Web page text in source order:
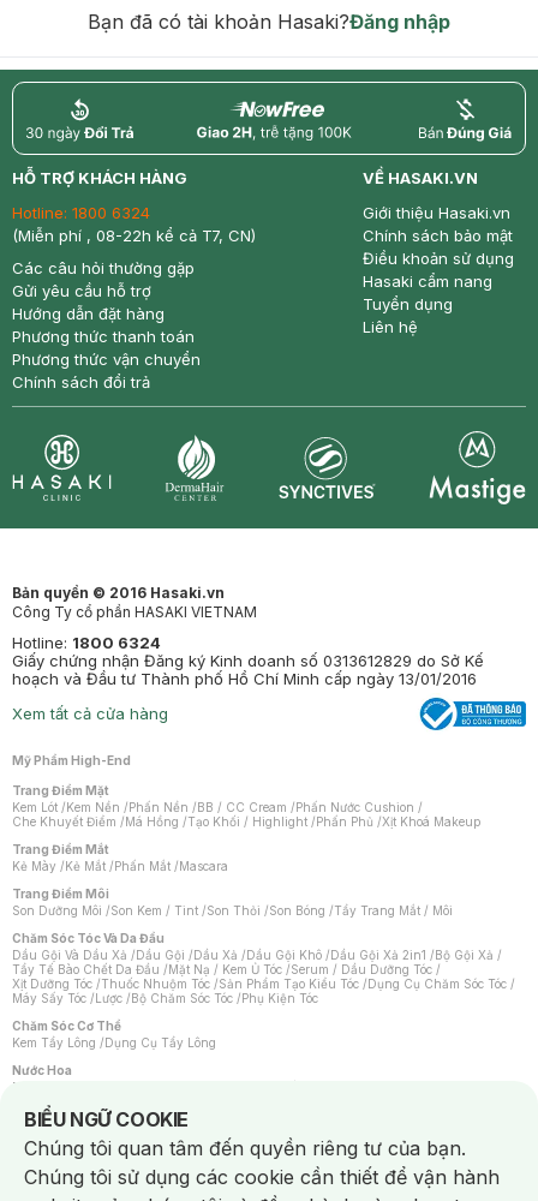
Bạn đã có tài khoản Hasaki?Đăng nhập
return nowfree price
HỖ TRỢ KHÁCH HÀNG
Hotline: 1800 6324
(Miễn phí , 08-22h kể cả T7, CN)
Các câu hỏi thường gặp
Gửi yêu cầu hỗ trợ
Hướng dẫn đặt hàng
Phương thức thanh toán
Phương thức vận chuyển
Chính sách đổi trả
VỀ HASAKI.VN
Giới thiệu Hasaki.vn
Chính sách bảo mật
Điều khoản sử dụng
Hasaki cẩm nang
Tuyển dụng
Liên hệ
Bản quyền © 2016 Hasaki.vn
Công Ty cổ phần HASAKI VIETNAM
Hotline: 1800 6324
Giấy chứng nhận Đăng ký Kinh doanh số 0313612829 do Sở Kế
hoạch và Đầu tư Thành phố Hồ Chí Minh cấp ngày 13/01/2016
Xem tất cả cửa hàng
Mỹ Phẩm High-End
Trang Điểm Mặt
Kem Lót /Kem Nền /Phấn Nền /BB / CC Cream /Phấn Nước Cushion /
Che Khuyết Điểm /Má Hồng /Tạo Khối / Highlight /Phấn Phủ /Xịt Khoá Makeup
Trang Điểm Mắt
Kẻ Mày /Kẻ Mắt /Phấn Mắt /Mascara
Trang Điểm Môi
Son Dưỡng Môi /Son Kem / Tint /Son Thỏi /Son Bóng /Tẩy Trang Mắt / Môi
Chăm Sóc Tóc Và Da Đầu
Dầu Gội Và Dầu Xả /Dầu Gội /Dầu Xả /Dầu Gội Khô /Dầu Gội Xả 2in1 /Bộ Gội Xả /
Tẩy Tế Bào Chết Da Đầu /Mặt Nạ / Kem Ủ Tóc /Serum / Dầu Dưỡng Tóc /
Xịt Dưỡng Tóc /Thuốc Nhuộm Tóc /Sản Phẩm Tạo Kiểu Tóc /Dụng Cụ Chăm Sóc Tóc /
Máy Sấy Tóc /Lược /Bộ Chăm Sóc Tóc /Phụ Kiện Tóc
Chăm Sóc Cơ Thể
Kem Tẩy Lông /Dụng Cụ Tẩy Lông
Nước Hoa
Nước Hoa Nữ
Chăm Sóc Cá Nhân
Chống Muỗi /Khẩu Trang /Máy Massage/Mặt Nạ Xông Hơi /Nước Rửa Tay/
Sản Phẩm Chăm Sóc Khác /Bàn Chải Đánh Răng /Bàn Chải Điện/
Hỗ Trợ Trắng Răng/Kem Đánh Răng /Máy Tăm Nước/ Nước Súc Miệng/
Tăm / Chỉ Nha Khoa/ Xịt Thơm Miệng / Dung Dịch Vệ Sinh/Dưỡng Vùng Kín/
BIỂU NGỮ COOKIE
Notice about cookies usage
Chúng tôi quan tâm đến quyền riêng tư của bạn.
Chúng tôi sử dụng các cookie cần thiết để vận hành